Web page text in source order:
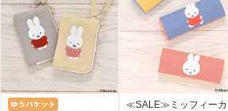
≪SALE≫ミッフィーカ